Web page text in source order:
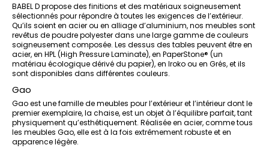
BABEL D propose des finitions et des matériaux soigneusement
sélectionnés pour répondre à toutes les exigences de l’extérieur.
Qu’ils soient en acier ou en alliage d’aluminium, nos meubles sont
revêtus de poudre polyester dans une large gamme de couleurs
soigneusement composée. Les dessus des tables peuvent être en
acier, en HPL (High Pressure Laminate), en PaperStone® (un
matériau écologique dérivé du papier), en Iroko ou en Grés, et ils
sont disponibles dans différentes couleurs.
Gao
Gao est une famille de meubles pour l’extérieur et l’intérieur dont le
premier exemplaire, la chaise, est un objet à l’équilibre parfait, tant
physiquement qu’esthétiquement. Réalisée en acier, comme tous
les meubles Gao, elle est à la fois extrêmement robuste et en
apparence légère.